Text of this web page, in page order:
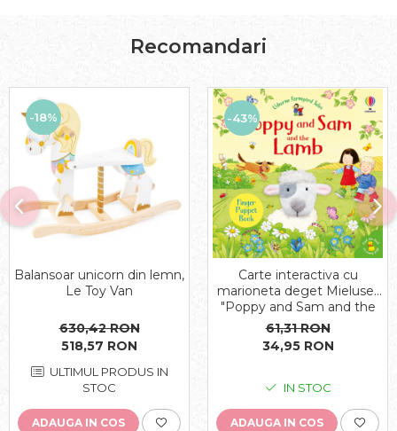
Recomandari
-18%
Balansoar unicorn din lemn,
Le Toy Van
630,42 RON
518,57 RON
ULTIMUL PRODUS IN
STOC
ADAUGA IN COS
-43%
Carte interactiva cu
marioneta deget Mielusel,
"Poppy and Sam and the
Lamb", Usborne
61,31 RON
34,95 RON
IN STOC
ADAUGA IN COS